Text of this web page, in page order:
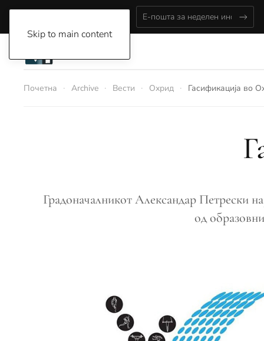
Skip to main content
Почетна Archive Вести Охрид Гасификација во
Градоначалникот Александар Петрески
од